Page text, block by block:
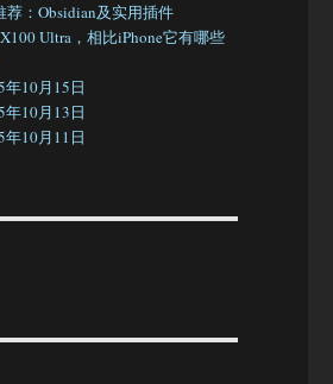
荐：Obsidian及实用插件
Ultra，相比iPhone它有哪些
10月15日
10月13日
10月11日